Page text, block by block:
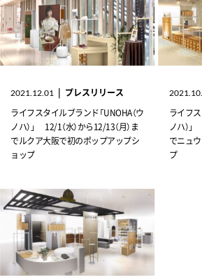
2021.12.01
プレスリリース
ライフスタイルブランド「UNOHA（ウ
ノハ）」 12/1（水）から12/13（月）ま
でルクア大阪で初のポップアップシ
ョップ
ライフ
ノハ）」
でニュ
プ